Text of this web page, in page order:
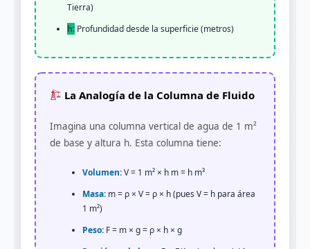
Tierra)
h: Profundidad desde la superficie (metros)
La Analogía de la Columna de Fluido
Imagina una columna vertical de agua de 1 m²
de base y altura h. Esta columna tiene:
Volumen:V = 1 m² × h m = h m³
Masa: m = ρ × V = ρ × h (pues V = h para área
1 m²)
Peso: F = m × g = ρ × h × g